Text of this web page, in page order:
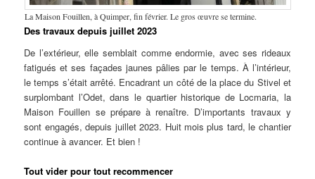
La Maison Fouillen, à Quimper, fin février. Le gros œuvre se termine.
Des travaux depuis juillet 2023
De l’extérieur, elle semblait comme endormie, avec ses rideaux
fatigués et ses façades jaunes pâlies par le temps. À l’intérieur,
le temps s’était arrêté. Encadrant un côté de la place du Stivel et
surplombant l’Odet, dans le quartier historique de Locmaria, la
Maison Fouillen se prépare à renaître. D’importants travaux y
sont engagés, depuis juillet 2023. Huit mois plus tard, le chantier
continue à avancer. Et bien !
Tout vider pour tout recommencer